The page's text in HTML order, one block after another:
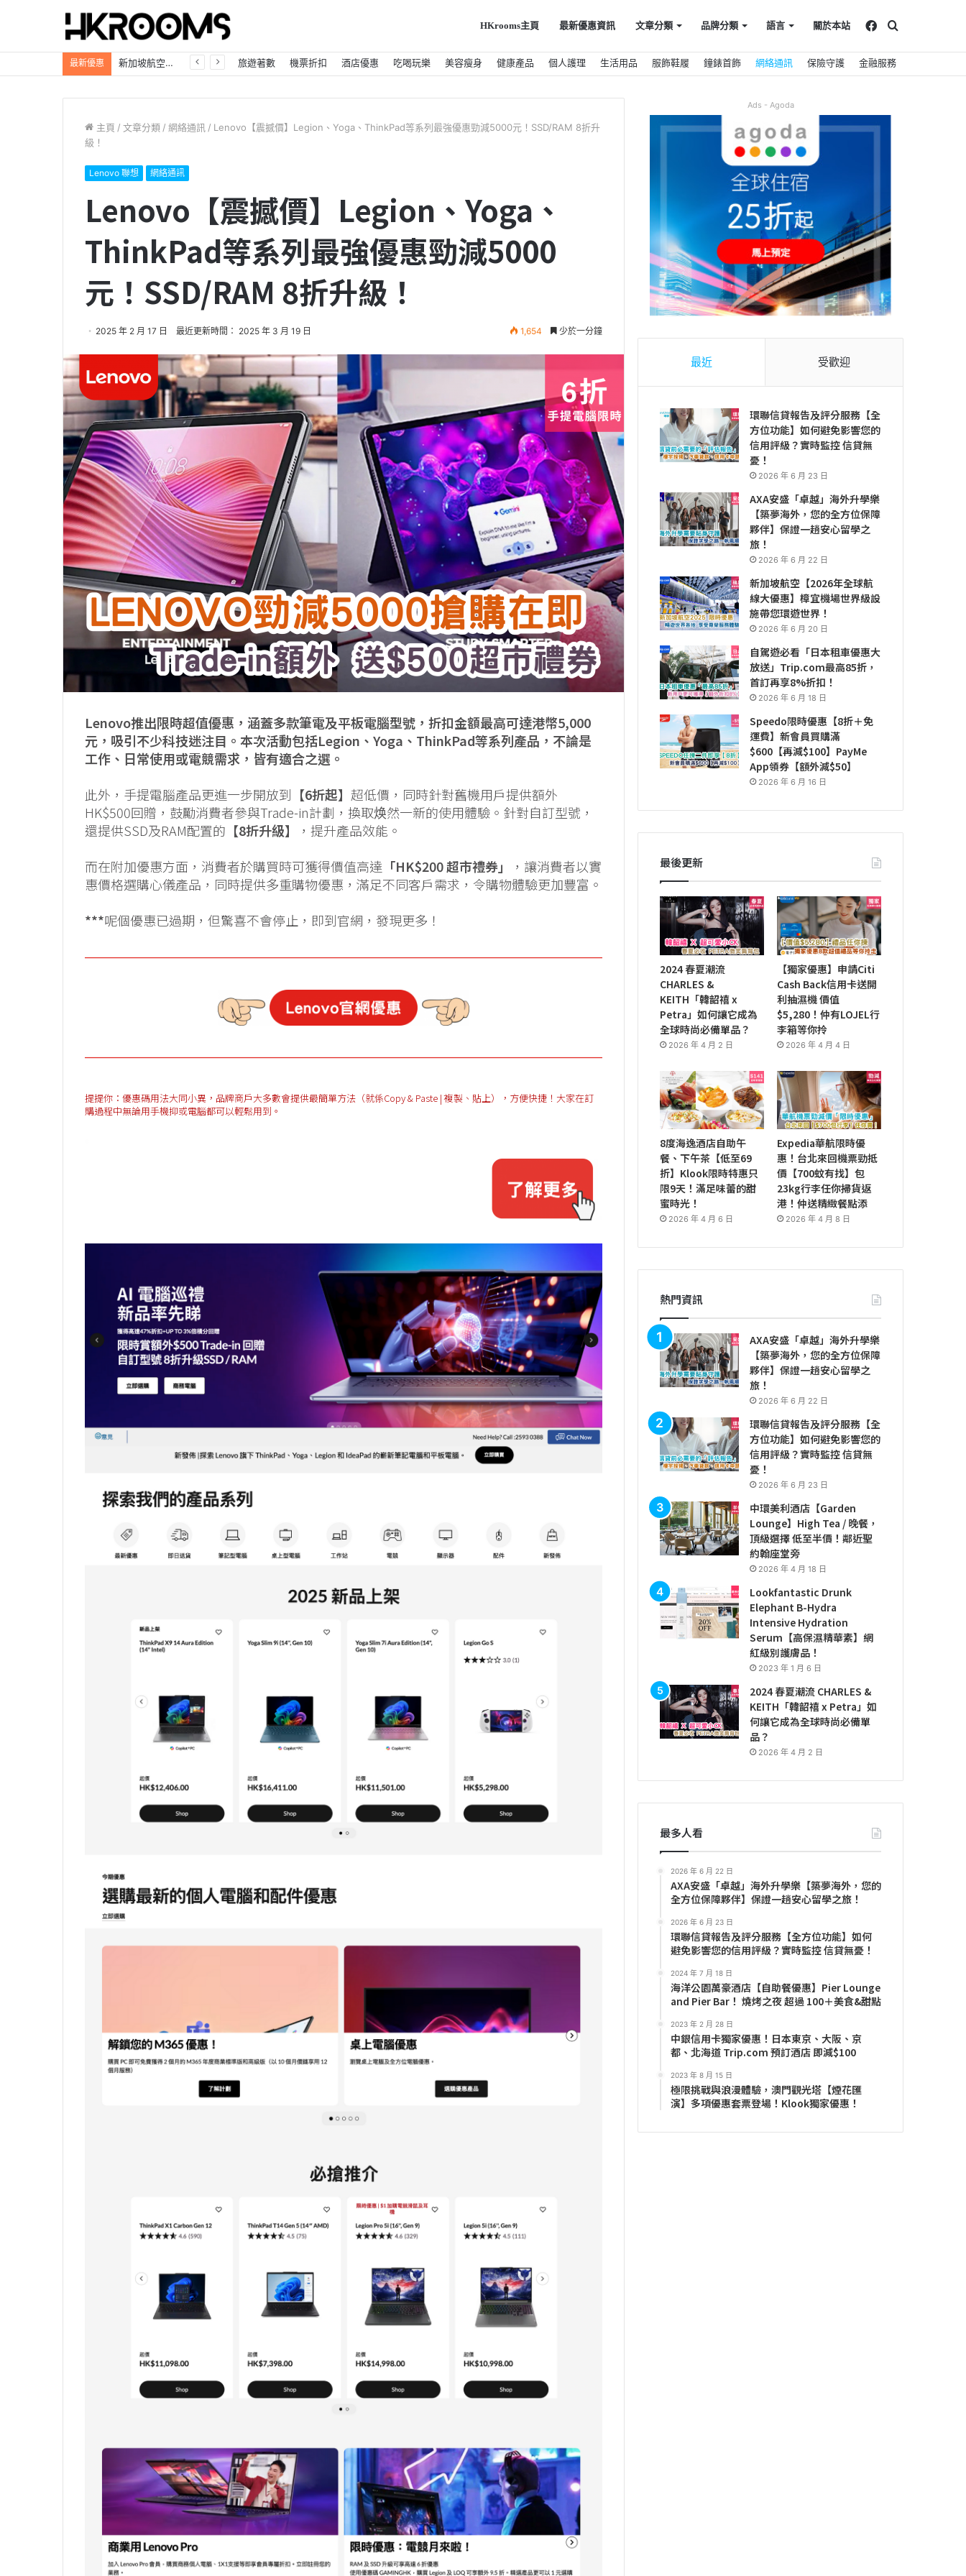
HKrooms主頁 最新優惠資訊 文章分類 品牌分類 語言 關於本站 搜
尋
Facebook
最新優惠 新加坡航空【2026年全球航線大優惠】樟宜機場世界級設施帶您環遊世界！ 旅遊著數 機票折扣 酒店優惠 吃喝玩樂 美容瘦身 健康產品 個人護理 生活用品 服飾鞋履 鐘錶首飾 網絡通訊 保險守護 金融服務
主頁 / 文章分類 / 網絡通訊 / Lenovo【震撼價】Legion、Yoga、ThinkPad等系列最強優惠勁減5000元！SSD/RAM 8折升
級！
Lenovo 聯想 網絡通訊
Lenovo【震撼價】Legion、Yoga、
ThinkPad等系列最強優惠勁減5000
元！SSD/RAM 8折升級！
2025 年 2 月 17 日 最近更新時間： 2025 年 3 月 19 日 1,654 少於一分鐘
Lenovo推出限時超值優惠，涵蓋多款筆電及平板電腦型號，折扣金額最高可達港幣5,000
元，吸引不少科技迷注目。本次活動包括Legion、Yoga、ThinkPad等系列產品，不論是
工作、日常使用或電競需求，皆有適合之選。
此外，手提電腦產品更進一步開放到 【6折起】 超低價，同時針對舊機用戶提供額外
HK$500回贈，鼓勵消費者參與Trade-in計劃，換取焕然一新的使用體驗。針對自訂型號，
還提供SSD及RAM配置的 【8折升級】
，提升產品效能。
而在附加優惠方面，消費者於購買時可獲得價值高達 「HK$200 超市禮券」
，讓消費者以實
惠價格選購心儀產品，同時提供多重購物優惠，滿足不同客戶需求，令購物體驗更加豐富。
***呢個優惠已過期，但驚喜不會停止，即到官網，發現更多！
提提你：優惠碼用法大同小異，品牌商戶大多數會提供最簡單方法（就係Copy & Paste | 複製、貼上），方便快捷！大家在訂
購過程中無論用手機抑或電腦都可以輕鬆用到。
Ads - Agoda
最近 受歡迎
環聯信貸報告及評分服務【全
方位功能】如何避免影響您的
信用評級？實時監控 信貸無
憂！
2026 年 6 月 23 日
AXA安盛「卓越」海外升學樂
【築夢海外，您的全方位保障
夥伴】保證一趟安心留學之
旅！
2026 年 6 月 22 日
新加坡航空【2026年全球航
線大優惠】樟宜機場世界級設
施帶您環遊世界！
2026 年 6 月 20 日
自駕遊必看「日本租車優惠大
放送」Trip.com最高85折，
首訂再享8%折扣！
2026 年 6 月 18 日
Speedo限時優惠【8折＋免
運費】新會員買購滿
$600【再減$100】PayMe
App領券【額外減$50】
2026 年 6 月 16 日
最後更新
2024 春夏潮流
CHARLES &
KEITH「韓韶禧 x
Petra」如何讓它成為
全球時尚必備單品？
2026 年 4 月 2 日
【獨家優惠】申請Citi
Cash Back信用卡送開
利抽濕機 價值
$5,280！仲有LOJEL行
李箱等你拎
2026 年 4 月 4 日
8度海逸酒店自助午
餐、下午茶【低至69
折】Klook限時特惠只
限9天！滿足味蕾的甜
蜜時光！
2026 年 4 月 6 日
Expedia華航限時優
惠！台北來回機票勁抵
價【700蚊有找】包
23kg行李任你掃貨返
港！仲送精緻餐點添
2026 年 4 月 8 日
熱門資訊
AXA安盛「卓越」海外升學樂
【築夢海外，您的全方位保障
夥伴】保證一趟安心留學之
旅！
2026 年 6 月 22 日
環聯信貸報告及評分服務【全
方位功能】如何避免影響您的
信用評級？實時監控 信貸無
憂！
2026 年 6 月 23 日
中環美利酒店【Garden
Lounge】High Tea / 晚餐，
頂級選擇 低至半價！鄰近聖
約翰座堂旁
2026 年 4 月 18 日
Lookfantastic Drunk
Elephant B-Hydra
Intensive Hydration
Serum【高保濕精華素】網
紅級別護膚品！
2023 年 1 月 6 日
2024 春夏潮流 CHARLES &
KEITH「韓韶禧 x Petra」如
何讓它成為全球時尚必備單
品？
2026 年 4 月 2 日
最多人看
2026 年 6 月 22 日
AXA安盛「卓越」海外升學樂【築夢海外，您的
全方位保障夥伴】保證一趟安心留學之旅！
2026 年 6 月 23 日
環聯信貸報告及評分服務【全方位功能】如何
避免影響您的信用評級？實時監控 信貸無憂！
2024 年 7 月 18 日
海洋公園萬豪酒店【自助餐優惠】Pier Lounge
and Pier Bar！ 燒烤之夜 超過 100＋美食&甜點
2023 年 2 月 28 日
中銀信用卡獨家優惠！日本東京、大阪、京
都、北海道 Trip.com 預訂酒店 即減$100
2023 年 8 月 15 日
極限挑戰與浪漫體驗，澳門觀光塔【煙花匯
演】多項優惠套票登場！Klook獨家優惠！